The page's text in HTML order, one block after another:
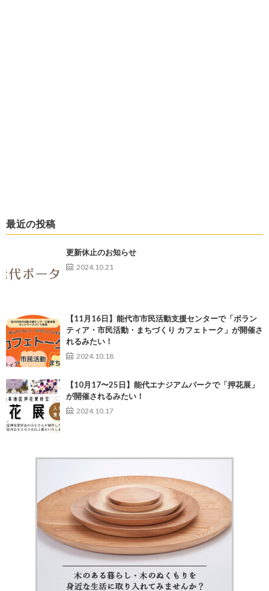
最近の投稿
更新休止のお知らせ
2024.10.21
【11月16日】能代市市民活動支援センターで「ボラン
ティア・市民活動・まちづくり カフェトーク」が開催さ
れるみたい！
2024.10.18
【10月17〜25日】能代エナジアムパークで「押花展」
が開催されるみたい！
2024.10.17